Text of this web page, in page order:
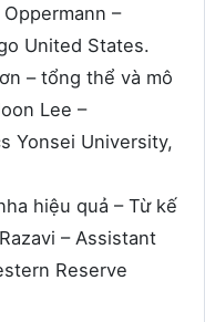
–
United States.
– tổng thể và mô
Lee –
Yonsei University,
hiệu quả – Từ kế
– Assistant
Reserve